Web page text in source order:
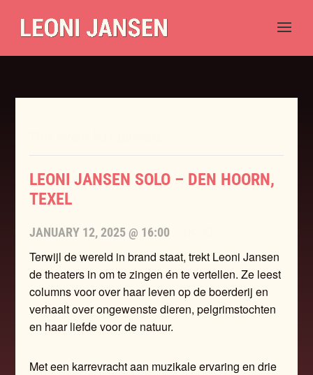
LEONI JANSEN SOLO – DEN HOORN,
TEXEL
JANUARY 12, 2025 @ 16:00
Terwijl de wereld in brand staat, trekt Leoni Jansen
de theaters in om te zingen én te vertellen. Ze leest
columns voor over haar leven op de boerderij en
verhaalt over ongewenste dieren, pelgrimstochten
en haar liefde voor de natuur.
Met een karrevracht aan muzikale ervaring en drie